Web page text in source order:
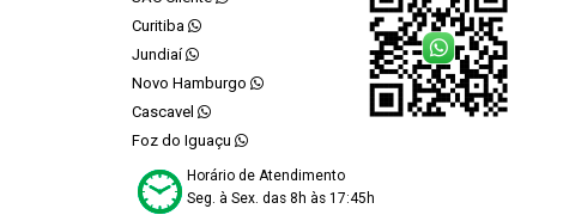
Curitiba
Jundiaí
Novo Hamburgo
Cascavel
Foz do Iguaçu
Horário de Atendimento
Seg. à Sex. das 8h às 17:45h